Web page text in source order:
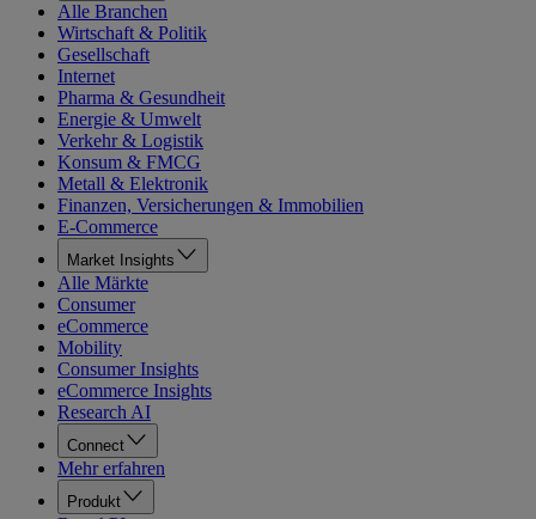
Alle Branchen
Wirtschaft & Politik
Gesellschaft
Internet
Pharma & Gesundheit
Energie & Umwelt
Verkehr & Logistik
Konsum & FMCG
Metall & Elektronik
Finanzen, Versicherungen & Immobilien
E-Commerce
Market Insights
Alle Märkte
Consumer
eCommerce
Mobility
Consumer Insights
eCommerce Insights
Research AI
Connect
Mehr erfahren
Produkt